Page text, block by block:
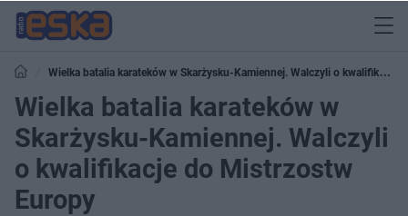
Wielka batalia karateków w Skarżysku-Kamiennej. Walczyli o kwalifikacje
do Mistrzostw Europy
Wielka batalia karateków w
Skarżysku-Kamiennej. Walczyli
o kwalifikacje do Mistrzostw
Europy